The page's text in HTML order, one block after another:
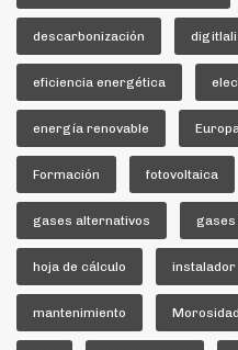
descarbonización
eficiencia energética
energía renovable
Formación fotovoltaica
gases alternativos
hoja de cálculo instalador
mantenimiento Morosidad